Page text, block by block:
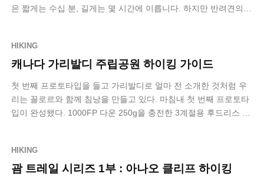
은 짧게는 수십 분, 길게는 몇 시간에 이릅니다. 하지만 반려견의
HIKING
캐나다 가리발디 주립공원 하이킹 가이드
첫 번째 프로토타입을 들고 가리발디로 얼마 전 소개한 것처럼 우
리는 꼴로르와 함께 침낭을 만들고 있다. 마침내 첫 번째 프로토타
입이 완성됐다. 1000FP 다운 250g을 충전한 3계절용 후드리스 침
HIKING
괌 트레일 시리즈 1부 : 아나오 클리프 하이킹